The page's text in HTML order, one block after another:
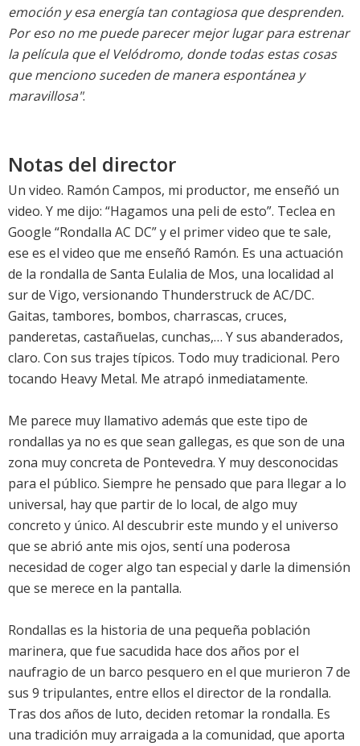
emoción y esa energía tan contagiosa que desprenden.
Por eso no me puede parecer mejor lugar para estrenar
la película que el Velódromo, donde todas estas cosas
que menciono suceden de manera espontánea y
maravillosa".
Notas del director
Un video. Ramón Campos, mi productor, me enseñó un
video. Y me dijo: “Hagamos una peli de esto”. Teclea en
Google “Rondalla AC DC” y el primer video que te sale,
ese es el video que me enseñó Ramón. Es una actuación
de la rondalla de Santa Eulalia de Mos, una localidad al
sur de Vigo, versionando Thunderstruck de AC/DC.
Gaitas, tambores, bombos, charrascas, cruces,
panderetas, castañuelas, cunchas,… Y sus abanderados,
claro. Con sus trajes típicos. Todo muy tradicional. Pero
tocando Heavy Metal. Me atrapó inmediatamente.
Me parece muy llamativo además que este tipo de
rondallas ya no es que sean gallegas, es que son de una
zona muy concreta de Pontevedra. Y muy desconocidas
para el público. Siempre he pensado que para llegar a lo
universal, hay que partir de lo local, de algo muy
concreto y único. Al descubrir este mundo y el universo
que se abrió ante mis ojos, sentí una poderosa
necesidad de coger algo tan especial y darle la dimensión
que se merece en la pantalla.
Rondallas es la historia de una pequeña población
marinera, que fue sacudida hace dos años por el
naufragio de un barco pesquero en el que murieron 7 de
sus 9 tripulantes, entre ellos el director de la rondalla.
Tras dos años de luto, deciden retomar la rondalla. Es
una tradición muy arraigada a la comunidad, que aporta